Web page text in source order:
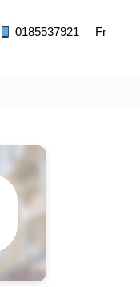
0185537921 Fr